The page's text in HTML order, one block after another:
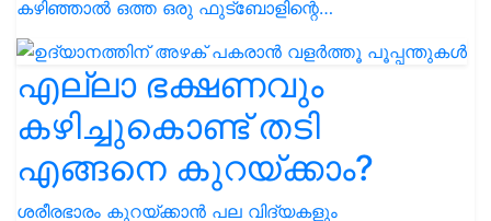
കഴിഞ്ഞാല്‍ ഒത്ത ഒരു ഫുട്‌ബോളിന്റെ…
എല്ലാ ഭക്ഷണവും
കഴിച്ചുകൊണ്ട് തടി
എങ്ങനെ കുറയ്ക്കാം?
ശരീരഭാരം കുറയ്ക്കാന്‍ പല വിദ്യകളും